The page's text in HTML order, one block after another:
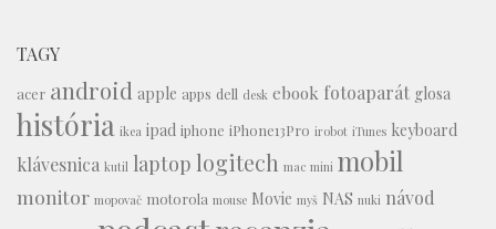
TAGY
acer android apple apps dell desk ebook fotoaparát glosa
história ikea ipad iphone iPhone13Pro irobot iTunes keyboard
klávesnica kutil laptop logitech mac mini mobil
monitor mopovač motorola mouse Movie myš NAS nuki návod